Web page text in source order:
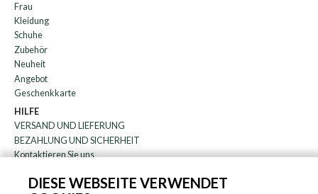
DIESE WEBSEITE VERWENDET
Frau
Kleidung
Schuhe
Zubehör
Neuheit
Angebot
Geschenkkarte
HILFE
VERSAND UND LIEFERUNG
BEZAHLUNG UND SICHERHEIT
Kontaktieren Sie uns